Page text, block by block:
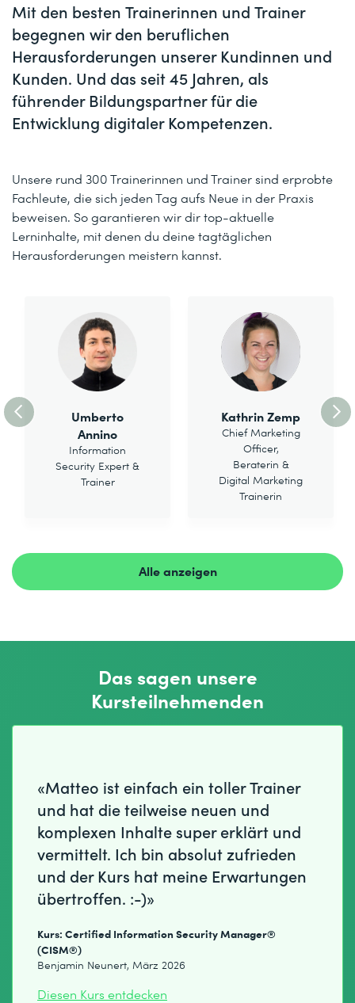
Mit den besten Trainerinnen und Trainer
begegnen wir den beruflichen
Herausforderungen unserer Kundinnen und
Kunden. Und das seit 45 Jahren, als
führender Bildungspartner für die
Entwicklung digitaler Kompetenzen.
Unsere rund 300 Trainerinnen und Trainer sind erprobte
Fachleute, die sich jeden Tag aufs Neue in der Praxis
beweisen. So garantieren wir dir top-aktuelle
Lerninhalte, mit denen du deine tagtäglichen
Herausforderungen meistern kannst.
Umberto
Annino
Information
Security Expert &
Trainer
Kathrin Zemp
Chief Marketing
Officer,
Beraterin &
Digital Marketing
Trainerin
Alle anzeigen
Das sagen unsere
Kursteilnehmenden
«Matteo ist einfach ein toller Trainer
und hat die teilweise neuen und
komplexen Inhalte super erklärt und
vermittelt. Ich bin absolut zufrieden
und der Kurs hat meine Erwartungen
übertroffen. :-)»
Kurs: Certified Information Security Manager®
(CISM®)
Benjamin Neunert, März 2026
Diesen Kurs entdecken